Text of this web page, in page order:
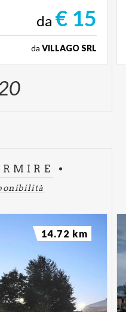
da € 15
da VILLAGO SRL
14.72 km